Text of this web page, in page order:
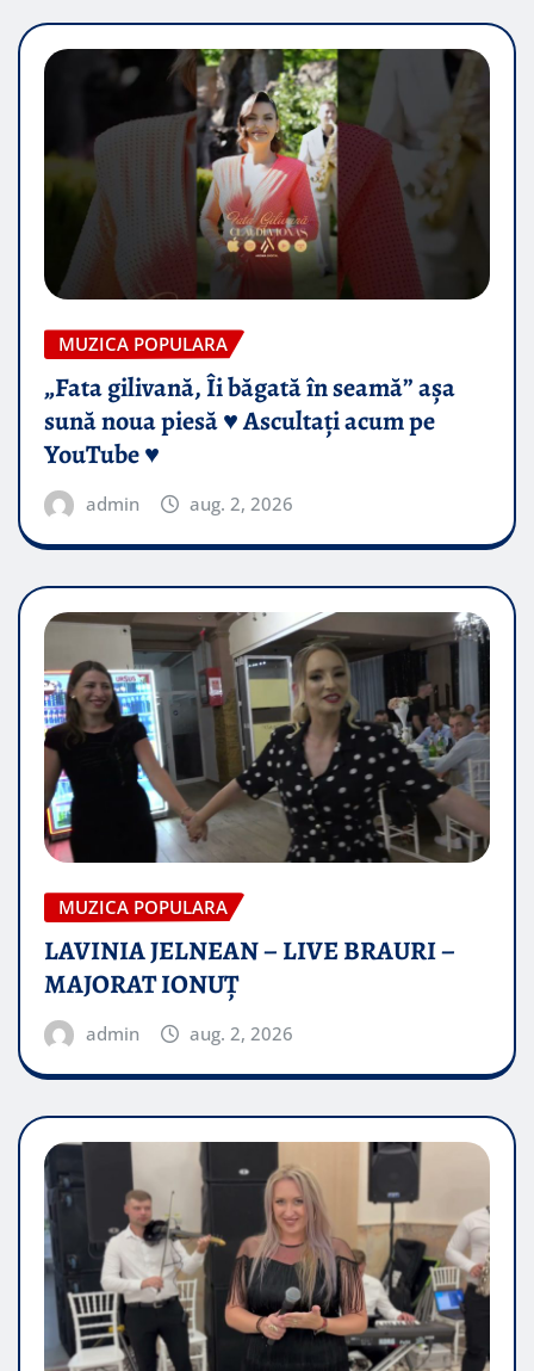
MUZICA POPULARA
„Fata gilivană, Îi băgată în seamă” așa
sună noua piesă ♥️ Ascultați acum pe
YouTube ♥️
admin aug. 2, 2026
MUZICA POPULARA
LAVINIA JELNEAN – LIVE BRAURI –
MAJORAT IONUŢ
admin aug. 2, 2026